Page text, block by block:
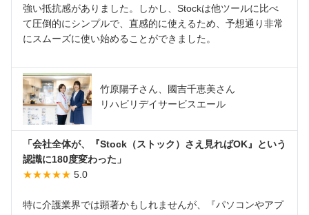
強い抵抗感がありました。しかし、Stockは他ツールに比べ
て圧倒的にシンプルで、直感的に使えるため、予想通り非常
にスムーズに使い始めることができました。
竹原陽子さん、國吉千恵美さん
リハビリデイサービスエール
「会社全体が、『Stock（ストック）さえ見ればOK』という
認識に180度変わった」
★★★★★ 5.0
特に介護業界では顕著かもしれませんが、『パソコンやアプ